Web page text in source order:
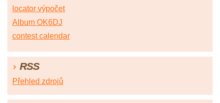
locator výpočet
Album OK6DJ
contest calendar
RSS
Přehled zdrojů